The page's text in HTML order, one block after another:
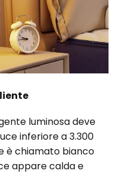
luminosa deve
inferiore a 3.300
è chiamato bianco
appare calda e